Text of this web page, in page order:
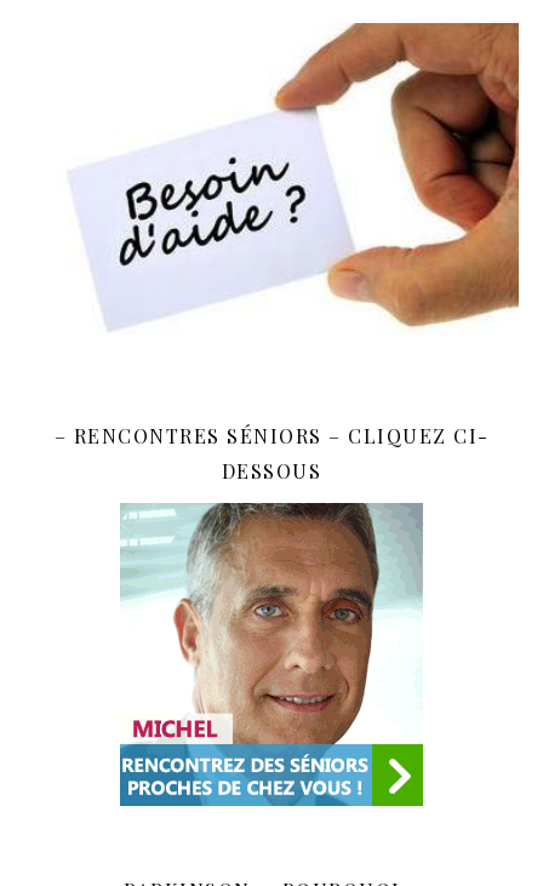
– RENCONTRES SÉNIORS – CLIQUEZ CI-
DESSOUS